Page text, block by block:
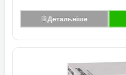
Детальніше